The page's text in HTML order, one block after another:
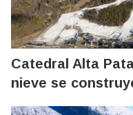
Catedral Alta
nieve se